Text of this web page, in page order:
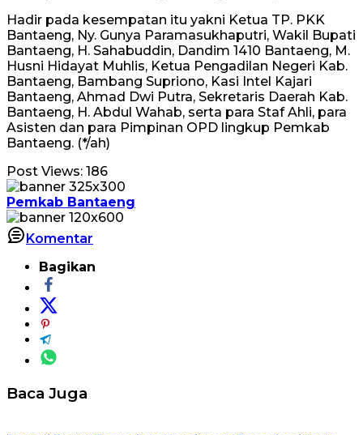
Hadir pada kesempatan itu yakni Ketua TP. PKK
Bantaeng, Ny. Gunya Paramasukhaputri, Wakil Bupati
Bantaeng, H. Sahabuddin, Dandim 1410 Bantaeng, M.
Husni Hidayat Muhlis, Ketua Pengadilan Negeri Kab.
Bantaeng, Bambang Supriono, Kasi Intel Kajari
Bantaeng, Ahmad Dwi Putra, Sekretaris Daerah Kab.
Bantaeng, H. Abdul Wahab, serta para Staf Ahli, para
Asisten dan para Pimpinan OPD lingkup Pemkab
Bantaeng. (*/ah)
Post Views: 186
Pemkab Bantaeng
Komentar
Bagikan
Baca Juga